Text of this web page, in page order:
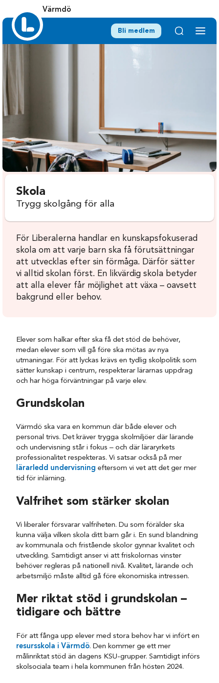
Värmdö
Bli medlem
Skola
Trygg skolgång för alla
För Liberalerna handlar en kunskapsfokuserad
skola om att varje barn ska få förutsättningar
att utvecklas efter sin förmåga. Därför sätter
vi alltid skolan först. En likvärdig skola betyder
att alla elever får möjlighet att växa – oavsett
bakgrund eller behov.
Elever som halkar efter ska få det stöd de behöver,
medan elever som vill gå före ska mötas av nya
utmaningar. För att lyckas krävs en tydlig skolpolitik som
sätter kunskap i centrum, respekterar lärarnas uppdrag
och har höga förväntningar på varje elev.
Grundskolan
Värmdö ska vara en kommun där både elever och
personal trivs. Det kräver trygga skolmiljöer där lärande
och undervisning står i fokus – och där läraryrkets
professionalitet respekteras. Vi satsar också på mer
lärarledd undervisning eftersom vi vet att det ger mer
tid för inlärning.
Valfrihet som stärker skolan
Vi liberaler försvarar valfriheten. Du som förälder ska
kunna välja vilken skola ditt barn går i. En sund blandning
av kommunala och fristående skolor gynnar kvalitet och
utveckling. Samtidigt anser vi att friskolornas vinster
behöver regleras på nationell nivå. Kvalitet, lärande och
arbetsmiljö måste alltid gå före ekonomiska intressen.
Mer riktat stöd i grundskolan –
tidigare och bättre
För att fånga upp elever med stora behov har vi infört en
resursskola i Värmdö. Den kommer ge ett mer
målinriktat stöd än dagens KSU-grupper. Samtidigt införs
skolsociala team i hela kommunen från hösten 2024.